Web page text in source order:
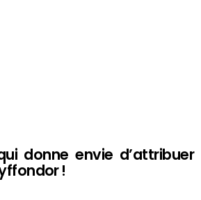
donne envie d’attribuer
!